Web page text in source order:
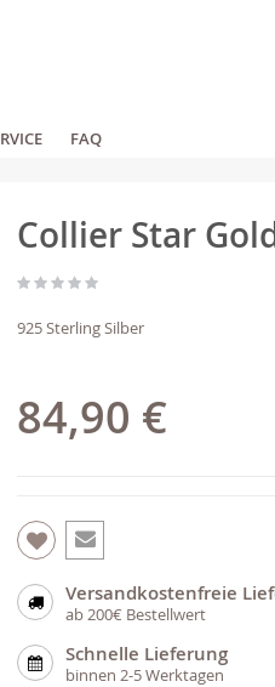
FAQ
Collier Star
925 Sterling Silber
84,90 €
Versandkostenfreie
ab 200€ Bestellwert
Schnelle Lieferung
binnen 2-5 Werktagen